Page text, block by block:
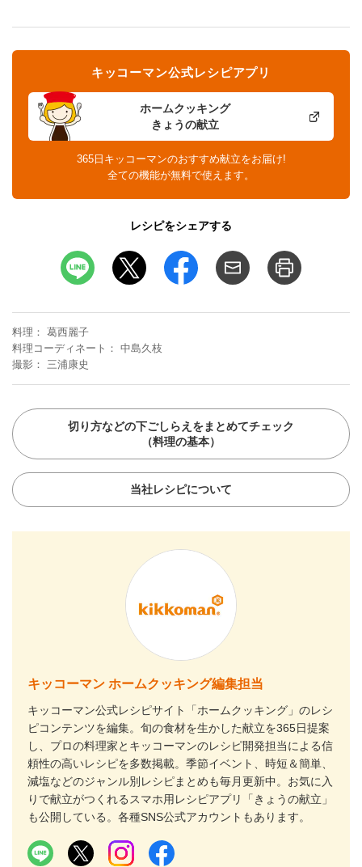
ホームクッキング
きょうの献立
キッコーマン公式レシピアプリ
365日キッコーマンのおすすめ献立をお届け!
全ての機能が無料で使えます。
レシピをシェアする
料理
葛西麗子
料理コーディネート
中島久枝
撮影
三浦康史
切り方などの下ごしらえをまとめてチェック
（料理の基本）
当社レシピについて
キッコーマン ホームクッキング編集担当
キッコーマン公式レシピサイト「ホームクッキング」のレシ
ピコンテンツを編集。旬の食材を生かした献立を365日提案
し、プロの料理家とキッコーマンのレシピ開発担当による信
頼性の高いレシピを多数掲載。季節イベント、時短＆簡単、
減塩などのジャンル別レシピまとめも毎月更新中。お気に入
りで献立がつくれるスマホ用レシピアプリ「きょうの献立」
も公開している。各種SNS公式アカウントもあります。